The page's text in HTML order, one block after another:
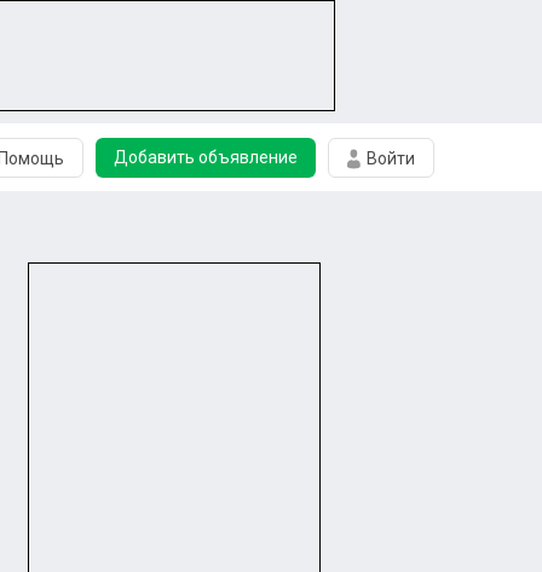
Добавить объявление Войти